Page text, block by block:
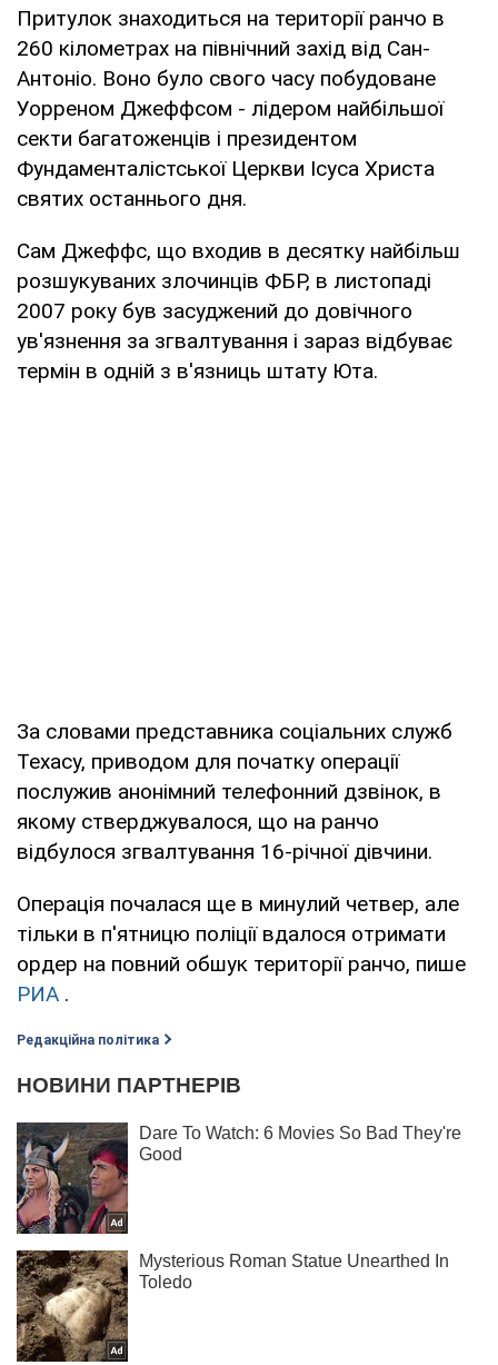
Притулок знаходиться на території ранчо в
260 кілометрах на північний захід від Сан-
Антоніо. Воно було свого часу побудоване
Уорреном Джеффсом - лідером найбільшої
секти багатоженців і президентом
Фундаменталістської Церкви Ісуса Христа
святих останнього дня.
Сам Джеффс, що входив в десятку найбільш
розшукуваних злочинців ФБР, в листопаді
2007 року був засуджений до довічного
ув'язнення за згвалтування і зараз відбуває
термін в одній з в'язниць штату Юта.
За словами представника соціальних служб
Техасу, приводом для початку операції
послужив анонімний телефонний дзвінок, в
якому стверджувалося, що на ранчо
відбулося згвалтування 16-річної дівчини.
Операція почалася ще в минулий четвер, але
тільки в п'ятницю поліції вдалося отримати
ордер на повний обшук території ранчо, пише
РИА .
Редакційна політика